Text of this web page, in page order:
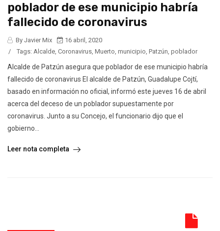
poblador de ese municipio habría
fallecido de coronavirus
By Javier Mix
16 abril, 2020
/
Tags: Alcalde, Coronavirus, Muerto, municipio, Patzún, poblador
Alcalde de Patzún asegura que poblador de ese municipio habría
fallecido de coronavirus El alcalde de Patzún, Guadalupe Cojtí,
basado en información no oficial, informó este jueves 16 de abril
acerca del deceso de un poblador supuestamente por
coronavirus. Junto a su Concejo, el funcionario dijo que el
gobierno...
Leer nota completa